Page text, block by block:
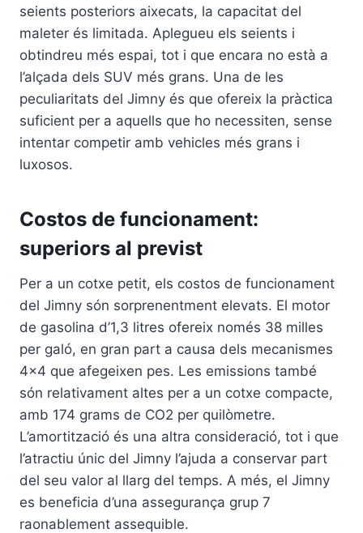
seients posteriors aixecats, la capacitat del
maleter és limitada. Aplegueu els seients i
obtindreu més espai, tot i que encara no està a
l’alçada dels SUV més grans. Una de les
peculiaritats del Jimny és que ofereix la pràctica
suficient per a aquells que ho necessiten, sense
intentar competir amb vehicles més grans i
luxosos.
Costos de funcionament:
superiors al previst
Per a un cotxe petit, els costos de funcionament
del Jimny són sorprenentment elevats. El motor
de gasolina d’1,3 litres ofereix només 38 milles
per galó, en gran part a causa dels mecanismes
4×4 que afegeixen pes. Les emissions també
són relativament altes per a un cotxe compacte,
amb 174 grams de CO2 per quilòmetre.
L’amortització és una altra consideració, tot i que
l’atractiu únic del Jimny l’ajuda a conservar part
del seu valor al llarg del temps. A més, el Jimny
es beneficia d’una assegurança grup 7
raonablement assequible.